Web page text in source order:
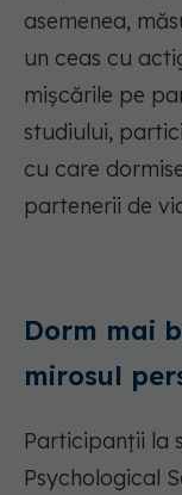
asemenea,
un ceas cu
mișcările pe
studiului,
cu care
partenerii de
Dorm mai
mirosul
Participanții la
Psychological